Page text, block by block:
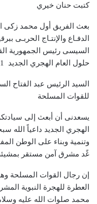
كتبت حنان خيري
بعث الفريق أول محمد زكى
الدفـاع والإنتـاج الحربـى
السيسى رئيس الجمهورية
حلول العام الهجري الجديد 1441 هـ جاء فيها :
السيد الرئيس عبد الفتاح
للقوات المسلحة
يسعدنى أن أبعث إلى
الهجري الجديد داعياً الله
وتنمية وبناء على الوطن
غًد مشرق آمن مستقر بمشيئة
إن رجال القوات المسلحة
العطرة للهجرة النبوية
محمد صلوات الله عليه